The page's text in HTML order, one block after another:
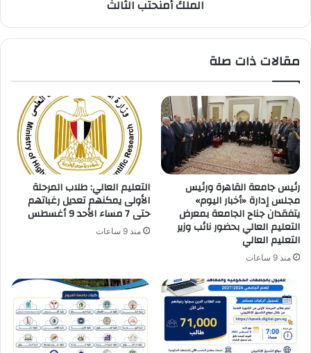
الملك أمنحتب الثالث
مقالات ذات صلة
رئيس جامعة القاهرة ورئيس
مجلس إدارة «أخبار اليوم»
يتفقدان جناح الجامعة بمعرض
التعليم العالي بحضور نائب وزير
التعليم العالي
منذ 9 ساعات
التعليم العالي: طلاب المرحلة
الأولى يمكنهم تعديل رغباتهم
حتى 7 مساء الأحد 9 أغسطس
منذ 9 ساعات